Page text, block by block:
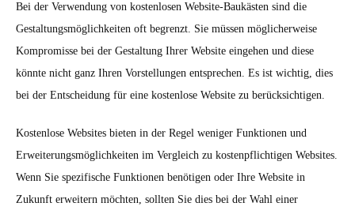
Bei der Verwendung von kostenlosen Website-Baukästen sind die
Gestaltungsmöglichkeiten oft begrenzt. Sie müssen möglicherweise
Kompromisse bei der Gestaltung Ihrer Website eingehen und diese
könnte nicht ganz Ihren Vorstellungen entsprechen. Es ist wichtig, dies
bei der Entscheidung für eine kostenlose Website zu berücksichtigen.
Kostenlose Websites bieten in der Regel weniger Funktionen und
Erweiterungsmöglichkeiten im Vergleich zu kostenpflichtigen Websites.
Wenn Sie spezifische Funktionen benötigen oder Ihre Website in
Zukunft erweitern möchten, sollten Sie dies bei der Wahl einer